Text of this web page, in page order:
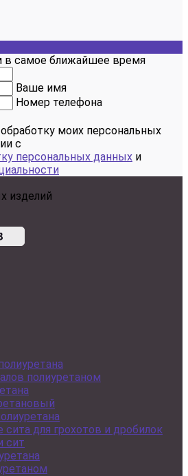
самое ближайшее время
Ваше имя
Номер телефона
моих персональных
с
персональных данных и
изделий
полиуретаном
для грохотов и дробилок
сит